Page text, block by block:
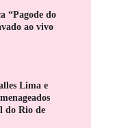
“Pagode do
ao vivo
Lima e
do Rio de